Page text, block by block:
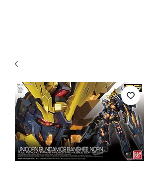
WECHAT 微信諮詢